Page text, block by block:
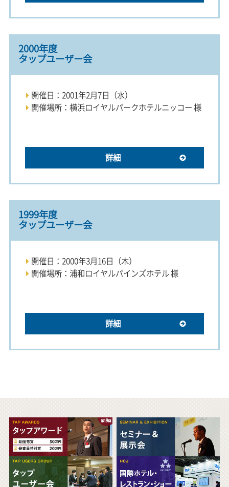
2000年度
タップユーザー会
開催日：2001年2月7日（水）
開催場所：横浜ロイヤルパークホテルニッコー 様
詳細
1999年度
タップユーザー会
開催日：2000年3月16日（木）
開催場所：浦和ロイヤルパインズホテル 様
詳細